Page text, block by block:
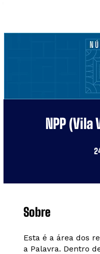
NPP (Vila
Sobre
Esta é a área dos
a Palavra. Dentro